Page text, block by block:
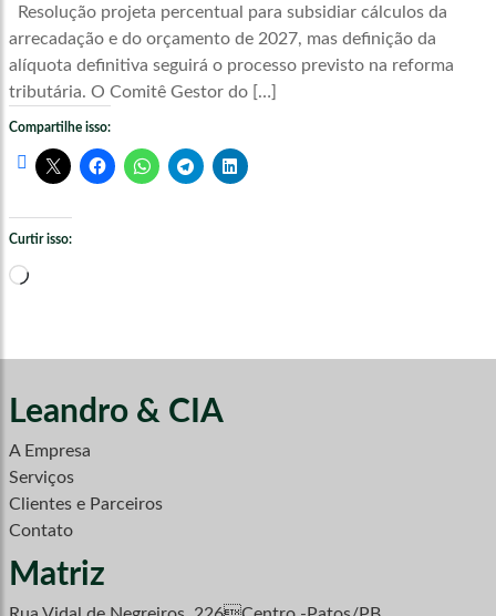
Resolução projeta percentual para subsidiar cálculos da
arrecadação e do orçamento de 2027, mas definição da
alíquota definitiva seguirá o processo previsto na reforma
tributária. O Comitê Gestor do […]
Compartilhe isso:
Curtir isso:
Carregando...
Leandro & CIA
A Empresa
Serviços
Clientes e Parceiros
Contato
Matriz